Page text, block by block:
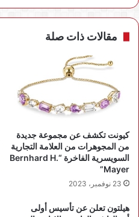
مقالات ذات صلة
كيونت تكشف عن مجموعة جديدة
من المجوهرات من العلامة التجارية
السويسرية الفاخرة “Bernhard H.
Mayer”
23 نوفمبر، 2023
هيلتون تعلن عن تأسيس أولى